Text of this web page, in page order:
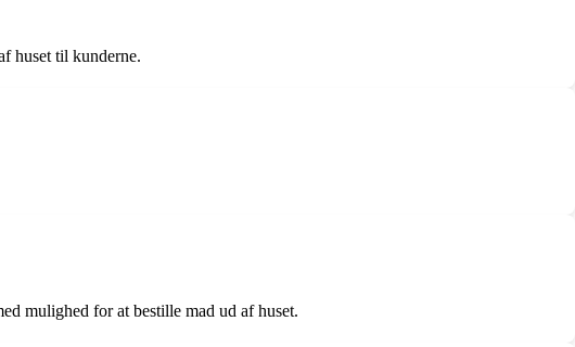
huset til kunderne.
mulighed for at bestille mad ud af huset.